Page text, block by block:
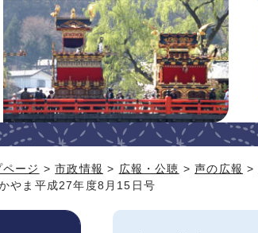
ページ >市政情報 > 広報・公聴 >声の広報 >
やま平成27年度8月15日号